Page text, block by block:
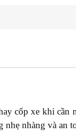
cốp xe khi cần
nhàng và an